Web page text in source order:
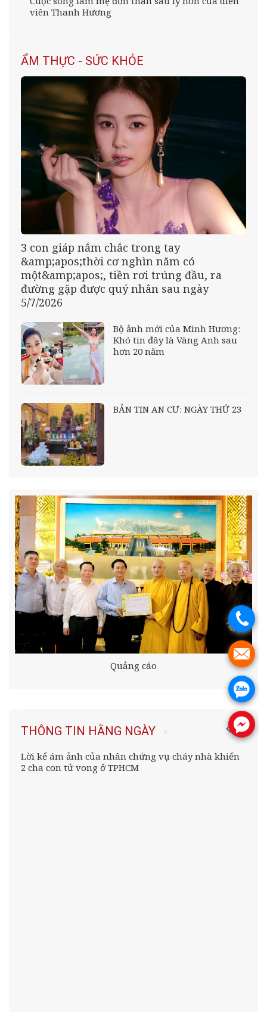
viên Thanh Hương
ẨM THỰC - SỨC KHỎE
3 con giáp nắm chắc trong tay
&amp;apos;thời cơ nghìn năm có
một&amp;apos;, tiền rơi trúng đầu, ra
đường gặp được quý nhân sau ngày
5/7/2026
Bộ ảnh mới của Minh Hương:
Khó tin đây là Vàng Anh sau
hơn 20 năm
BẢN TIN AN CƯ: NGÀY THỨ 23
Quảng cáo
THÔNG TIN HẰNG NGÀY
Lời kể ám ảnh của nhân chứng vụ cháy nhà khiến
2 cha con tử vong ở TPHCM
.
.
.
.